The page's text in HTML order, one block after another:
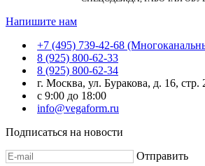
Напишите нам
+7 (495) 739-42-68
8 (925) 800-62-33
8 (925) 800-62-34
г. Москва, ул. Буракова, д. 16, стр.
с 9:00 до 18:00
info@vegaform.ru
Подписаться на новости
Отправить